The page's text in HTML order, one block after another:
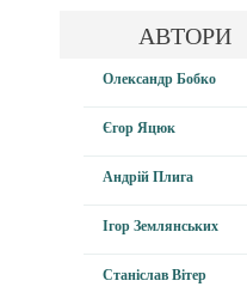
АВТОРИ
Олександр Бобко
Єгор Яцюк
Андрій Плига
Ігор Землянських
Станіслав Вітер